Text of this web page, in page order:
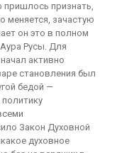
пришлось признать,
меняется, зачастую
он это в полном
Русы. Для
активно
становления был
бедой —
Закон Духовной
духовное